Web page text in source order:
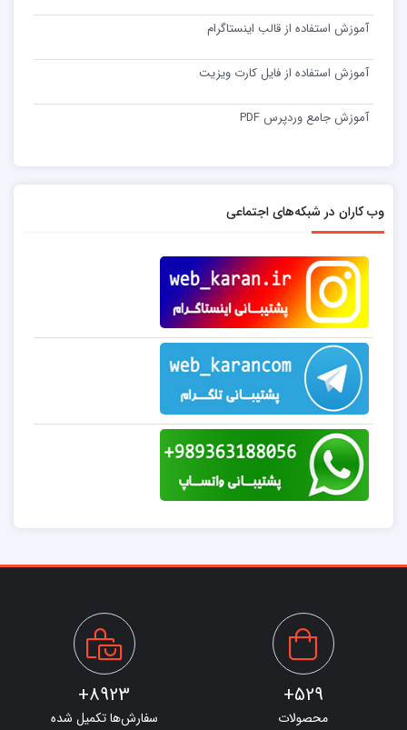
آموزش استفاده از قالب اینستاگرام
آموزش استفاده از فایل کارت ویزیت
آموزش جامع وردپرس PDF
وب کاران در شبکه‌های اجتماعی
529+
محصولات
8923+
سفارش‌ها تکمیل شده